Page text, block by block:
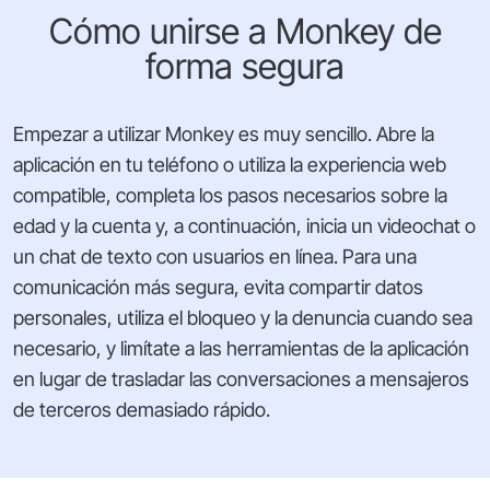
Cómo unirse a Monkey de
forma segura
Empezar a utilizar Monkey es muy sencillo. Abre la
aplicación en tu teléfono o utiliza la experiencia web
compatible, completa los pasos necesarios sobre la
edad y la cuenta y, a continuación, inicia un videochat o
un chat de texto con usuarios en línea. Para una
comunicación más segura, evita compartir datos
personales, utiliza el bloqueo y la denuncia cuando sea
necesario, y limítate a las herramientas de la aplicación
en lugar de trasladar las conversaciones a mensajeros
de terceros demasiado rápido.